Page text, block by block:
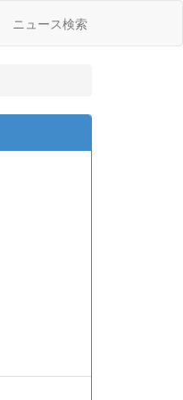
ニュース検索